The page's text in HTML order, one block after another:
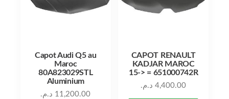
Capot Audi Q5 au
Maroc
80A823029STL
Aluminium
11,200.00 د.م.
CAPOT RENAULT
KADJAR MAROC
15-> = 651000742R
4,400.00 د.م.